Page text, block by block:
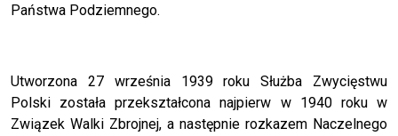
Państwa Podziemnego.
Utworzona 27 września 1939 roku Służba Zwycięstwu
Polski została przekształcona najpierw w 1940 roku w
Związek Walki Zbrojnej, a następnie rozkazem Naczelnego